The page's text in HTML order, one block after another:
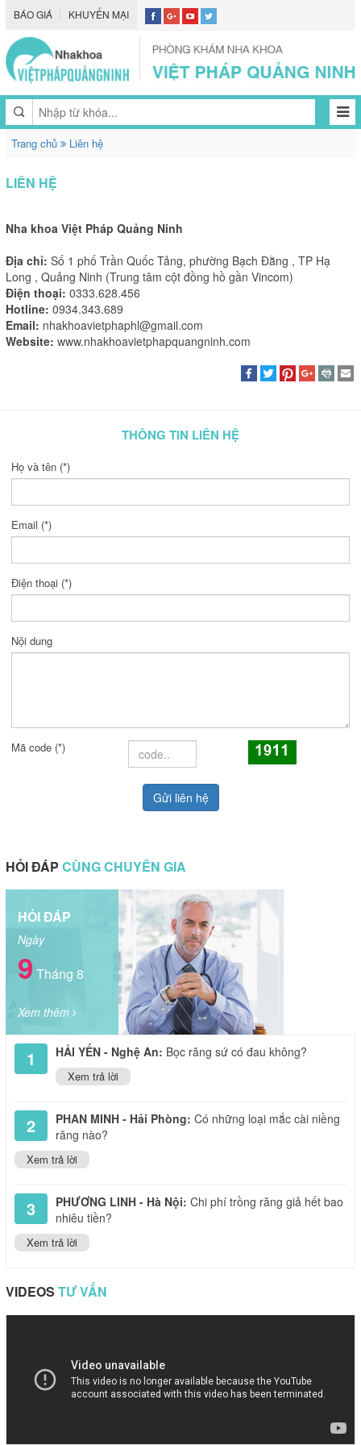
BÁO GIÁ KHUYẾN MẠI
Trang chủ Liên hệ
LIÊN HỆ
Nha khoa Việt Pháp Quảng Ninh
Địa chỉ: Số 1 phố Trần Quốc Tảng, phường Bạch Đằng , TP Hạ
Long , Quảng Ninh (Trung tâm cột đồng hồ gần Vincom)
Điện thoại: 0333.628.456
Hotline: 0934.343.689
Email: nhakhoavietphaphl@gmail.com
Website: www.nhakhoavietphapquangninh.com
THÔNG TIN LIÊN HỆ
Họ và tên (*)
Email (*)
Điện thoại (*)
Nội dung
Mã code (*)
HỎI ĐÁP CÙNG CHUYÊN GIA
HỎI ĐÁP
Ngày
9 Tháng 8
Xem thêm
1 HẢI YẾN - Nghệ An: Bọc răng sứ có đau không?
Xem trả lời
2 PHAN MINH - Hải Phòng: Có những loại mắc cài niềng
răng nào?
Xem trả lời
3 PHƯƠNG LINH - Hà Nội: Chi phí trồng răng giả hết bao
nhiêu tiền?
Xem trả lời
VIDEOS TƯ VẤN